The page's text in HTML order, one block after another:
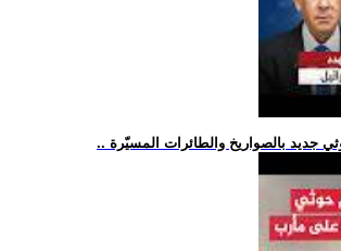
جديد بالصواريخ والطائرات المسيّرة